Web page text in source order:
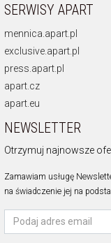
SERWISY APART
mennica.apart.pl
exclusive.apart.pl
press.apart.pl
apart.cz
apart.eu
NEWSLETTER
Otrzymuj najnowsze
Zamawiam usługę
na świadczenie jej na